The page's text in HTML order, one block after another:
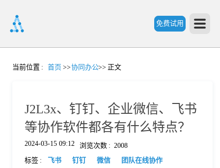
免费试用
首
当前位置 : 首页 >>协同办公>> 正文
J2L3x、钉钉、企业微信、飞书
等协作软件都各有什么特点？
2024-03-15 09:12 浏览次数 : 2008
标签 : 飞书 钉钉 微信 团队在线协作